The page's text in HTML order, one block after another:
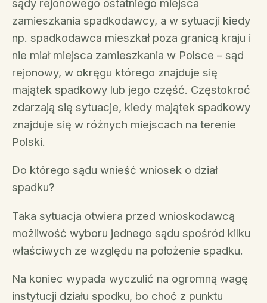
sądy rejonowego ostatniego miejsca
zamieszkania spadkodawcy, a w sytuacji kiedy
np. spadkodawca mieszkał poza granicą kraju i
nie miał miejsca zamieszkania w Polsce – sąd
rejonowy, w okręgu którego znajduje się
majątek spadkowy lub jego część. Częstokroć
zdarzają się sytuacje, kiedy majątek spadkowy
znajduje się w różnych miejscach na terenie
Polski.
Do którego sądu wnieść wniosek o dział
spadku?
Taka sytuacja otwiera przed wnioskodawcą
możliwość wyboru jednego sądu spośród kilku
właściwych ze względu na położenie spadku.
Na koniec wypada wyczulić na ogromną wagę
instytucji działu spodku, bo choć z punktu